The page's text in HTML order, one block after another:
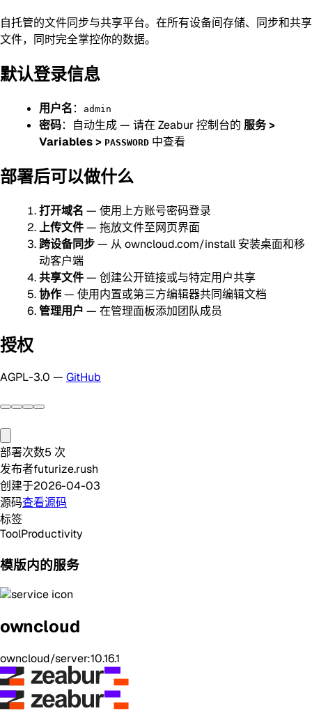
自托管的文件同步与共享平台。在所有设备间存储、同步和共享
文件，同时完全掌控你的数据。
默认登录信息
用户名： admin
密码：自动生成 — 请在 Zeabur 控制台的 服务 >
Variables > PASSWORD 中查看
部署后可以做什么
打开域名 — 使用上方账号密码登录
上传文件— 拖放文件至网页界面
跨设备同步— 从 owncloud.com/install 安装桌面和移
动客户端
共享文件— 创建公开链接或与特定用户共享
协作— 使用内置或第三方编辑器共同编辑文档
管理用户 — 在管理面板添加团队成员
授权
AGPL-3.0 — GitHub
部署次数5 次
发布者futurize.rush
创建于2026-04-03
源码查看源码
标签
ToolProductivity
模版内的服务
owncloud
owncloud/server:10.16.1